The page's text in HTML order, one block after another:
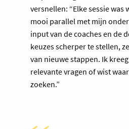
versnellen: “Elke sessie was
mooi parallel met mijn
input van de coaches en de
keuzes scherper te stellen,
van nieuwe stappen. Ik
relevante vragen of wist
zoeken.”